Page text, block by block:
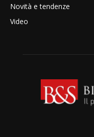
Novità e tendenze
Video